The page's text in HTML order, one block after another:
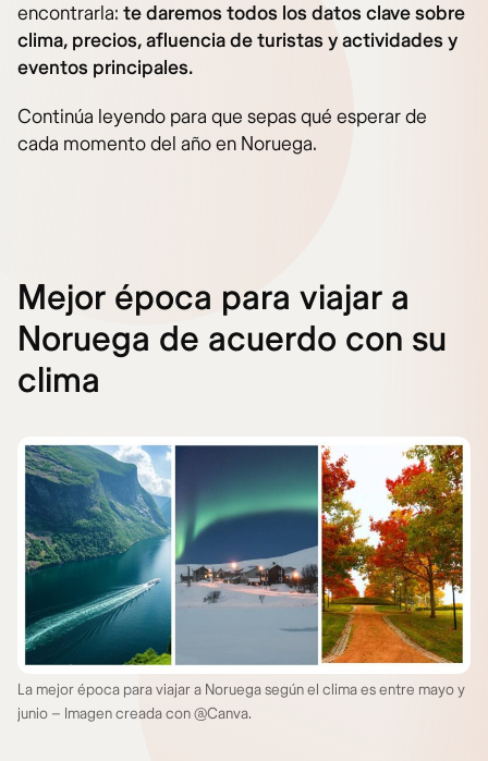
encontrarla: te daremos todos los datos clave sobre
clima, precios, afluencia de turistas y actividades y
eventos principales.
Continúa leyendo para que sepas qué esperar de
cada momento del año en Noruega.
Mejor época para viajar a
Noruega de acuerdo con su
clima
La mejor época para viajar a Noruega según el clima es entre mayo y
junio – Imagen creada con @Canva.